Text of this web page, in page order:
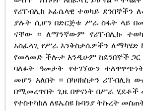
የሪፐብሊክ ኦፊሴላዊ ተወካይ ደንበኞችን
ያሉት ሲሆን በድርጅቱ ሥራ ስፋት ላይ
ናቸው ፡፡ ለማንኛውም የሪፐብሊኩ
አስፈላጊ የሥራ እንቅስቃሴዎችን ለማካሄድ
የመላመድ ችሎታ እንዲሁም ከደንበኞች ጋር
ባለፉት ዓመታት የተገኘውን
መሆን አለበት ፡፡ በካዛክስታን ሪፐብሊክ
በሚመረጥበት ጊዜ በዋናነት በሥራ ሂደቶች
የተስተካከለ ለዩኤስዩ ኩባንያ ትኩረት